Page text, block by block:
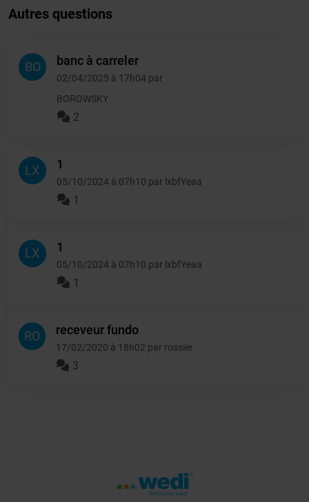
Autres questions
BO banc à carreler
02/04/2025 à 17h04 par
BOROWSKY
2
LX 1
05/10/2024 à 07h10 par lxbfYeaa
1
LX 1
05/10/2024 à 07h10 par lxbfYeaa
1
RO receveur fundo
17/02/2020 à 18h02 par rossier
3